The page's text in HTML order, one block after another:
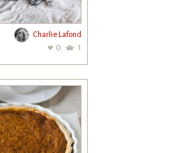
Charlie Lafond
0 1